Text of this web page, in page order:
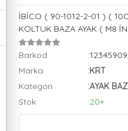
İBİCO ( 90-1012-2-01 ) (
KOLTUK BAZA AYAK ( M8
Barkod
Marka
:KRT
Kategori
:AYAK
Stok
:20+